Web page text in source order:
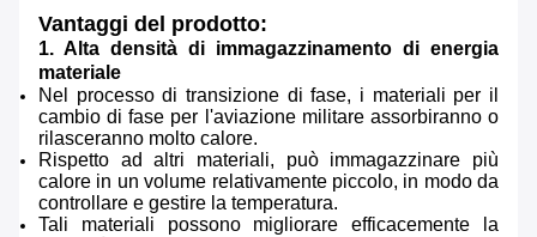
Vantaggi del prodotto:
1. Alta densità di immagazzinamento di energia
materiale
Nel processo di transizione di fase, i materiali per il
cambio di fase per l'aviazione militare assorbiranno o
rilasceranno molto calore.
Rispetto ad altri materiali, può immagazzinare più
calore in un volume relativamente piccolo, in modo da
controllare e gestire la temperatura.
Tali materiali possono migliorare efficacemente la